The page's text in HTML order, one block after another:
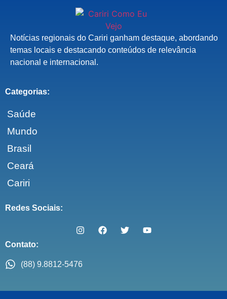
Notícias regionais do Cariri ganham destaque, abordando
temas locais e destacando conteúdos de relevância
nacional e internacional.
Categorias:
Saúde
Mundo
Brasil
Ceará
Cariri
Redes Sociais:
Contato:
(88) 9.8812-5476